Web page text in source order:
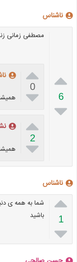
ناشناس

6

مصطفی زمانی

0


2

ناشناس

1

باشید